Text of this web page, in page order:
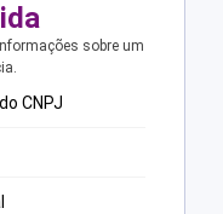
sobre um
CNPJ